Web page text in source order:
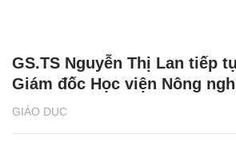
GIÁO DỤC
GS.TS Nguyễn Thị Lan tiếp
Giám đốc Học viện Nông